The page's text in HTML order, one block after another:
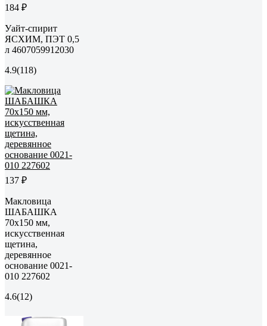
184 ₽
Уайт-спирит
ЯСХИМ, ПЭТ 0,5
л 4607059912030
4.9(118)
137 ₽
Макловица
ШАБАШКА
70x150 мм,
искусственная
щетина,
деревянное
основание 0021-
010 227602
4.6(12)